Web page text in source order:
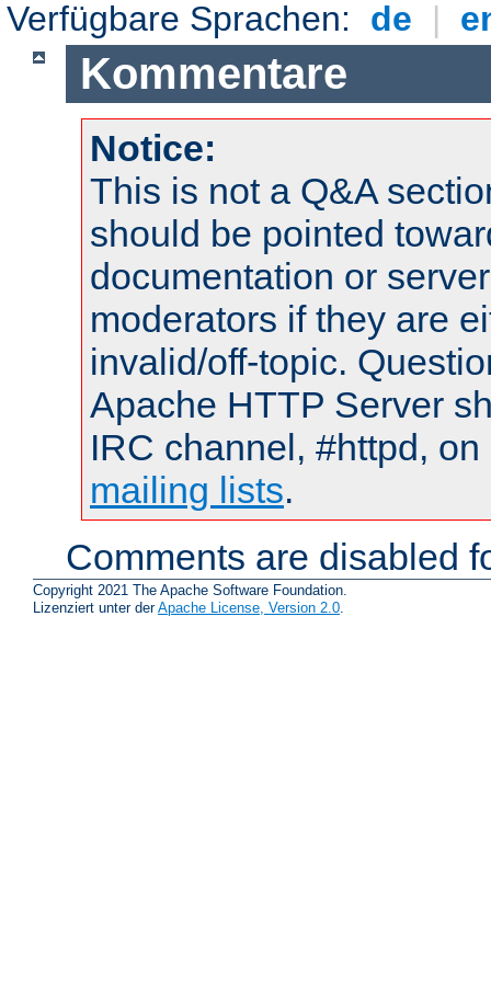
Verfügbare Sprachen: de |
Kommentare
Notice:
This is not a Q&A
should be pointed
documentation or
moderators if they are
invalid/off-topic.
Apache HTTP Server
IRC channel, #httpd,
mailing lists.
Comments are disabled
Copyright 2021 The Apache Software Foundation.
Lizenziert unter derApache License, Version 2.0.